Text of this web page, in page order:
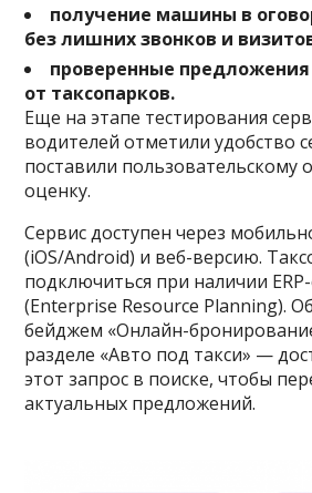
получение машины в
без лишних звонков и
проверенные
от таксопарков.
Еще на этапе тестирования
водителей отметили удобство
поставили
оценку.
Сервис доступен через
(iOS/Android) и веб-версию.
подключиться при наличии
(Enterprise Resource Planning).
бейджем «Онлайн-
разделе «Авто под такси» —
этот запрос в поиске, чтобы
актуальных предложений.